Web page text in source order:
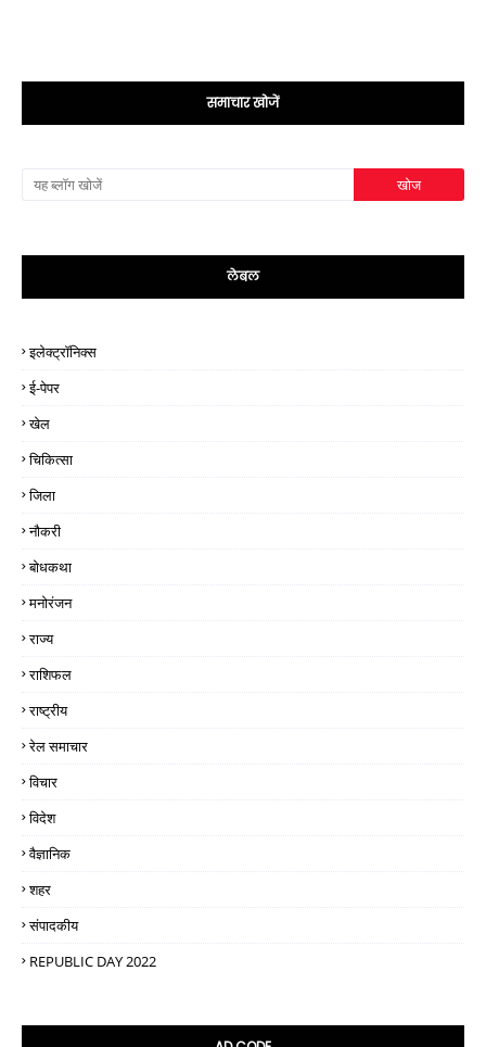
समाचार खोजें
लेबल
इलेक्ट्रॉनिक्स
ई-पेपर
खेल
चिकित्सा
जिला
नौकरी
बोधकथा
मनोरंजन
राज्य
राशिफल
राष्ट्रीय
रेल समाचार
विचार
विदेश
वैज्ञानिक
शहर
संपादकीय
REPUBLIC DAY 2022